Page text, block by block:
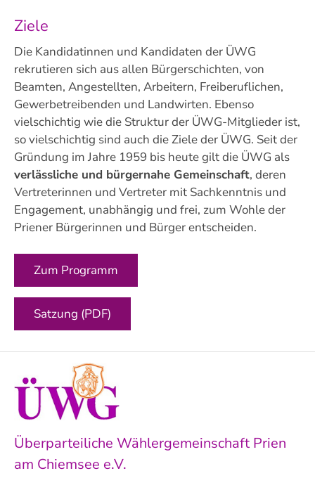
Ziele
Die Kandidatinnen und Kandidaten der ÜWG
rekrutieren sich aus allen Bürgerschichten, von
Beamten, Angestellten, Arbeitern, Freiberuflichen,
Gewerbetreibenden und Landwirten. Ebenso
vielschichtig wie die Struktur der ÜWG-Mitglieder ist,
so vielschichtig sind auch die Ziele der ÜWG. Seit der
Gründung im Jahre 1959 bis heute gilt die ÜWG als
verlässliche und bürgernahe Gemeinschaft, deren
Vertreterinnen und Vertreter mit Sachkenntnis und
Engagement, unabhängig und frei, zum Wohle der
Priener Bürgerinnen und Bürger entscheiden.
Zum Programm
Satzung (PDF)
Überparteiliche Wählergemeinschaft Prien
am Chiemsee e.V.